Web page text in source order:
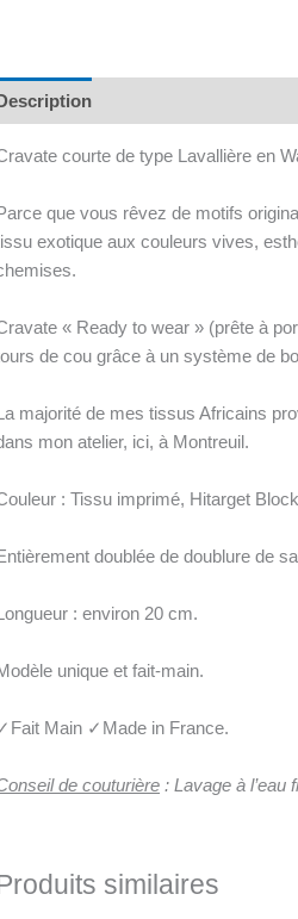
courte de type Lavallière en
que vous rêvez de motifs
exotique aux couleurs vives,
« Ready to wear » (prête à
de cou grâce à un système de
majorité de mes tissus Africains
mon atelier, ici, à Montreuil.
: Tissu imprimé, Hitarget
doublée de doublure de
: environ 20 cm.
unique et fait-main.
Main ✓Made in France.
de couturière : Lavage à
Produits similaires